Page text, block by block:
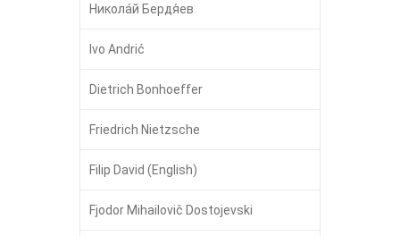
Никола́й Бердя́ев
Ivo Andrić
Dietrich Bonhoeffer
Friedrich Nietzsche
Filip David (English)
Fjodor Mihailovič Dostojevski